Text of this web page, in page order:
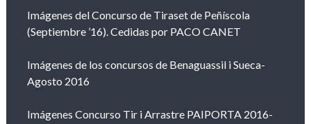
Imágenes del Concurso de Tiraset de Peñíscola
(Septiembre ’16). Cedidas por PACO CANET
Imágenes de los concursos de Benaguassil i Sueca-
Agosto 2016
Imágenes Concurso Tir i Arrastre PAIPORTA 2016-